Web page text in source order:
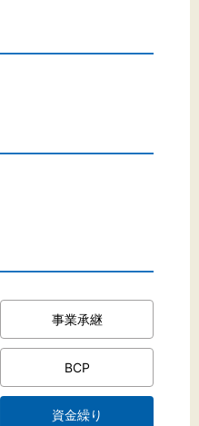
事業承継
BCP
資金繰り